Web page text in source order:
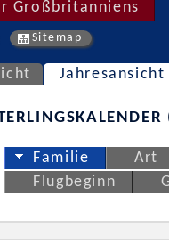
Großbritanniens
Sitemap
Jahresansicht
Familie Art
Flugbeginn